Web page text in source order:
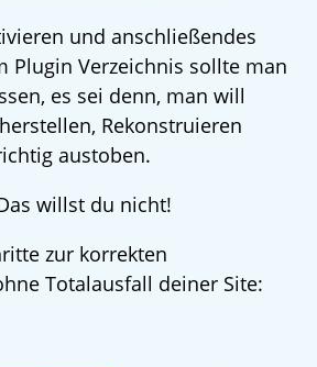
und anschließendes
Plugin Verzeichnis sollte man
es sei denn, man will
Rekonstruieren
austoben.
willst du nicht!
zur korrekten
Totalausfall deiner Site: